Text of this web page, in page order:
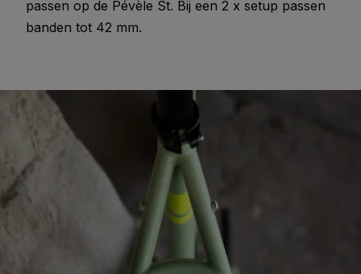
passen op de Pévèle St. Bij een 2 x setup passen
banden tot 42 mm.